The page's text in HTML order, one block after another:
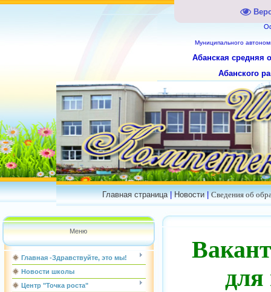
Муниципального
Абанская средняя
Абанского
Главная страница|Новости|Сведения об
Меню
Главная -Здравствуйте, это мы!
Новости школы
Центр "Точка роста"
для